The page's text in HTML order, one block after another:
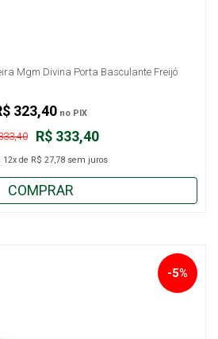
Mgm Divina Porta Basculante Freijó
R$ 333,40
12x de R$ 27,78 sem juros
323,40 no PIX
COMPRAR
-5%